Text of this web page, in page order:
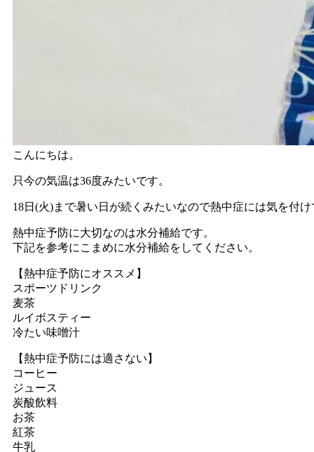
こんにちは。
只今の気温は36度みたいです。
18日(火)まで暑い日が続くみたいなので熱中症には気を付
熱中症予防に大切なのは水分補給です。
下記を参考にこまめに水分補給をしてください。
【熱中症予防にオススメ】
スポーツドリンク
麦茶
ルイボスティー
冷たい味噌汁
【熱中症予防には適さない】
コーヒー
ジュース
炭酸飲料
お茶
紅茶
牛乳